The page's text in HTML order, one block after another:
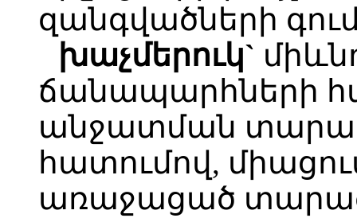
զանգվածների
խաչմերուկ`
ճանապարհների
անջատման
հատումով,
առաջացած